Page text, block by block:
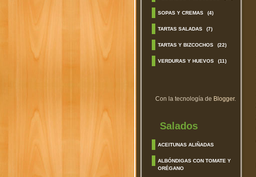
SOPAS Y CREMAS (4)
TARTAS SALADAS (7)
TARTAS Y BIZCOCHOS (22)
VERDURAS Y HUEVOS (11)
Con la tecnología de Blogger.
Salados
ACEITUNAS ALIÑADAS
ALBÓNDIGAS CON TOMATE Y
ORÉGANO